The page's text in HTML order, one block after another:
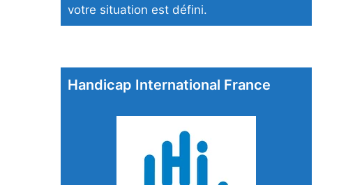
votre situation est défini.
Handicap International France